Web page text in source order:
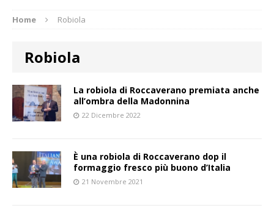
Home Robiola
Robiola
La robiola di Roccaverano premiata anche
all’ombra della Madonnina
22 Dicembre 2022
È una robiola di Roccaverano dop il
formaggio fresco più buono d’Italia
21 Novembre 2021